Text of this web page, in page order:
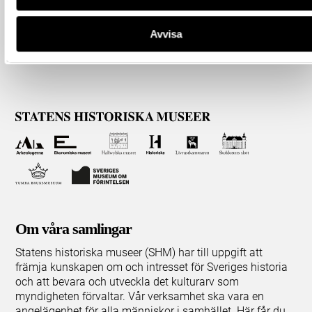
Avvisa
Om våra samlingar
Statens historiska museer (SHM) har till uppgift att
främja kunskapen om och intresset för Sveriges historia
och att bevara och utveckla det kulturarv som
myndigheten förvaltar. Vår verksamhet ska vara en